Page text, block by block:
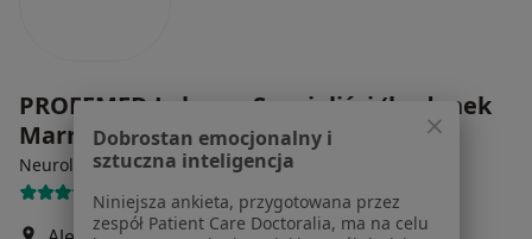
PROFEMED Lekarze Specjaliści (budynek
Marriott)
Neurologia, Interna, Ginekologia·
5667 opinii
Dobrostan emocjonalny i
sztuczna inteligencja
Niniejsza ankieta, przygotowana przez
zespół Patient Care Doctoralia, ma na celu